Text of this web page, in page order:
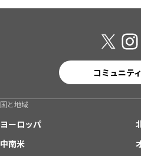
コミュニテ
国と地域
ヨーロッパ
中南米